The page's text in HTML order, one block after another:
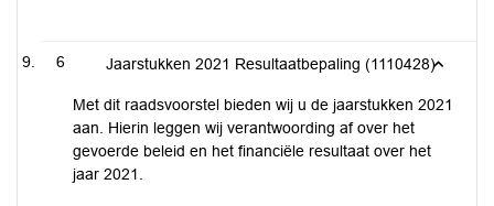
6 Jaarstukken 2021 Resultaatbepaling (1110428)
Met dit raadsvoorstel bieden wij u de jaarstukken 2021
aan. Hierin leggen wij verantwoording af over het
gevoerde beleid en het financiële resultaat over het
jaar 2021.